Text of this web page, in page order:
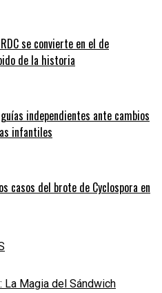
se convierte en el de
de la historia
independientes ante cambios
infantiles
casos del brote de Cyclospora en
La Magia del Sándwich